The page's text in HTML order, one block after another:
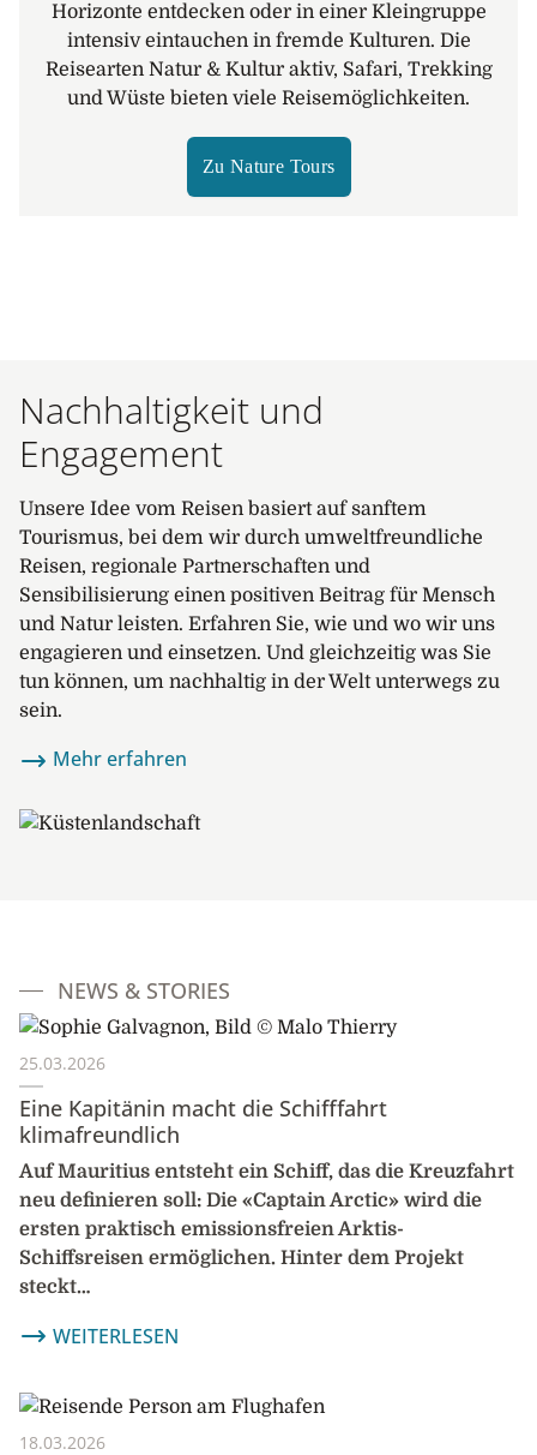
Horizonte entdecken oder in einer Kleingruppe
intensiv eintauchen in fremde Kulturen. Die
Reisearten Natur & Kultur aktiv, Safari, Trekking
und Wüste bieten viele Reisemöglichkeiten.
Zu Nature Tours
Nachhaltigkeit und
Engagement
Unsere Idee vom Reisen basiert auf sanftem
Tourismus, bei dem wir durch umweltfreundliche
Reisen, regionale Partnerschaften und
Sensibilisierung einen positiven Beitrag für Mensch
und Natur leisten. Erfahren Sie, wie und wo wir uns
engagieren und einsetzen. Und gleichzeitig was Sie
tun können, um nachhaltig in der Welt unterwegs zu
sein.
Mehr erfahren
NEWS & STORIES
25.03.2026
Eine Kapitänin macht die Schifffahrt
klimafreundlich
Auf Mauritius entsteht ein Schiff, das die Kreuzfahrt
neu definieren soll: Die «Captain Arctic» wird die
ersten praktisch emissionsfreien Arktis-
Schiffsreisen ermöglichen. Hinter dem Projekt
steckt…
WEITERLESEN
18.03.2026